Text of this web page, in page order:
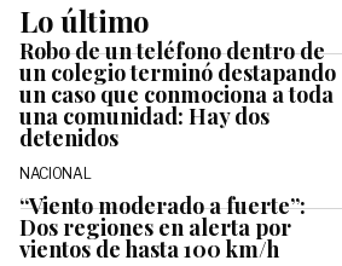
Lo último
Robo de un teléfono dentro de
un colegio terminó destapando
un caso que conmociona a toda
una comunidad: Hay dos
detenidos
NACIONAL
“Viento moderado a fuerte”:
Dos regiones en alerta por
vientos de hasta 100 km/h